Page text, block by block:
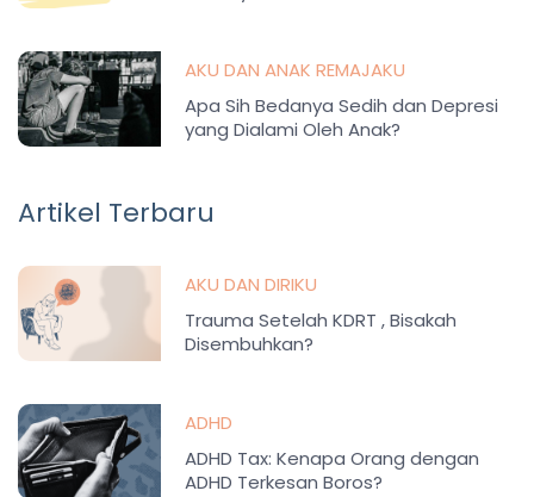
AKU DAN ANAK REMAJAKU
Apa Sih Bedanya Sedih dan Depresi
yang Dialami Oleh Anak?
Artikel Terbaru
AKU DAN DIRIKU
Trauma Setelah KDRT , Bisakah
Disembuhkan?
ADHD
ADHD Tax: Kenapa Orang dengan
ADHD Terkesan Boros?